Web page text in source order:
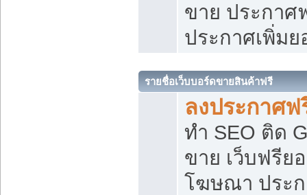
ขาย ประกาศ
ประกาศเพิ่ม
รายชื่อเว็บบอร์ดขายสินค้าฟรี
ลงประกาศฟ
ทำ SEO ติด
ขาย เว็บฟรีย
โฆษณา ประ